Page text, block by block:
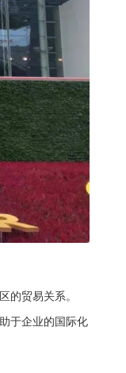
贸易关系。
于企业的国际化